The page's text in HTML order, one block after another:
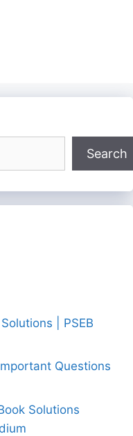
Search
| PSEB
Questions
Solutions